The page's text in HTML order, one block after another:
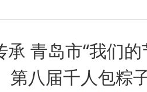
承 青岛市“我们
第八届千人包粽